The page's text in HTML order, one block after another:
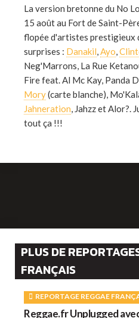
La version bretonne du No
15 août au Fort de Saint-
flopée d'artistes prestigieux
surprises : Danakil,Ayo,
Neg'Marrons, La Rue
Fire feat. Al Mc Kay, Panda
Mory(carte blanche),
Jahneration, Jahzz et Alor?.
tout ça !!!
PLUS DE
FRANÇAIS
REPORTAGE REGGAE
Reggae.fr Unplugged